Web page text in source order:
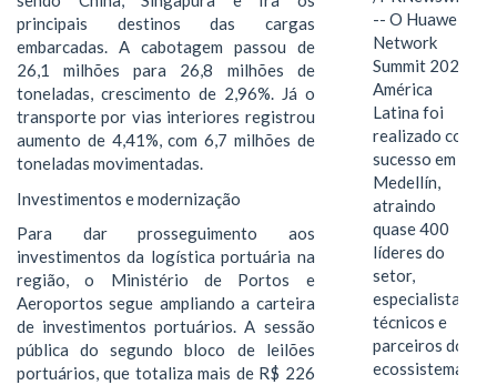
principais destinos das cargas
embarcadas. A cabotagem passou de
26,1 milhões para 26,8 milhões de
toneladas, crescimento de 2,96%. Já o
transporte por vias interiores registrou
aumento de 4,41%, com 6,7 milhões de
toneladas movimentadas.
Investimentos e modernização
Para dar prosseguimento aos
investimentos da logística portuária na
região, o Ministério de Portos e
Aeroportos segue ampliando a carteira
de investimentos portuários. A sessão
pública do segundo bloco de leilões
portuários, que totaliza mais de R$ 226
-- O Huawei
Network
Summit 2026
América
Latina foi
realizado com
sucesso em
Medellín,
atraindo
quase 400
líderes do
setor,
especialistas
técnicos e
parceiros do
ecossistema.…